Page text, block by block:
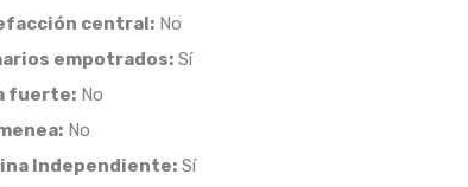
central: No
empotrados: Sí
fuerte: No
No
Independiente: Sí